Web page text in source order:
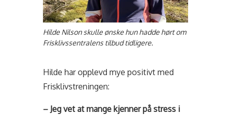
Hilde Nilson skulle ønske hun hadde hørt om
Frisklivssentralens tilbud tidligere.
Hilde har opplevd mye positivt med
Frisklivstreningen:
– Jeg vet at mange kjenner på stress i